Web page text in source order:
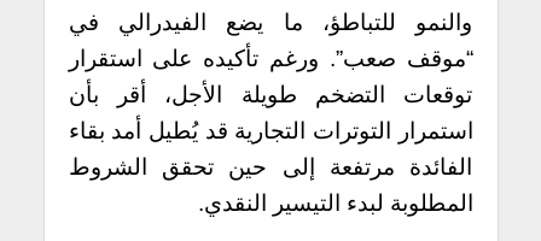
والنمو للتباطؤ، ما يضع الفيدرالي في
“موقف صعب”. ورغم تأكيده على استقرار
توقعات التضخم طويلة الأجل، أقر بأن
استمرار التوترات التجارية قد يُطيل أمد بقاء
الفائدة مرتفعة إلى حين تحقق الشروط
المطلوبة لبدء التيسير النقدي.